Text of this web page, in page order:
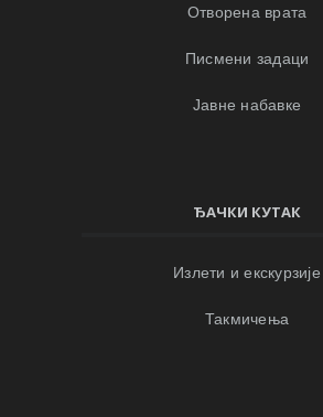
Отворена врата
Писмени задаци
Јавне набавке
ЂАЧКИ КУТАК
Излети и екскурзије
Такмичења